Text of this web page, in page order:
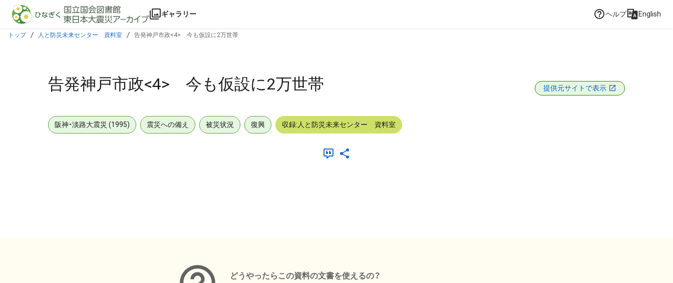
本文に飛ぶ
ギャラリー ヘルプ English
トップ 人と防災未来センター 資料室 告発神戸市政<4> 今も仮設に2万世帯
告発神戸市政<4> 今も仮設に2万世帯 提供元サイトで表示
阪神・淡路大震災 (1995) 震災への備え 被災状況 復興 収録:人と防災未来センター 資料室
どうやったらこの資料の文書を使えるの？